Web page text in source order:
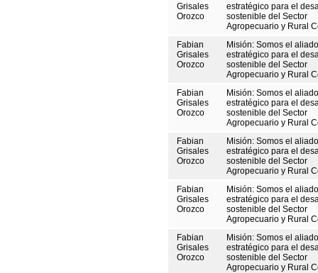
Grisales
Orozco
estratégico para el
sostenible del Sector
Agropecuario y Rural
Fabian
Grisales
Orozco
Misión: Somos el aliado
estratégico para el
sostenible del Sector
Agropecuario y Rural
Fabian
Grisales
Orozco
Misión: Somos el aliado
estratégico para el
sostenible del Sector
Agropecuario y Rural
Fabian
Grisales
Orozco
Misión: Somos el aliado
estratégico para el
sostenible del Sector
Agropecuario y Rural
Fabian
Grisales
Orozco
Misión: Somos el aliado
estratégico para el
sostenible del Sector
Agropecuario y Rural
Fabian
Grisales
Orozco
Misión: Somos el aliado
estratégico para el
sostenible del Sector
Agropecuario y Rural